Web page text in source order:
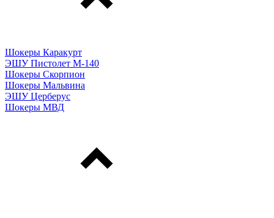
Шокеры Каракурт
ЭШУ Пистолет М-140
Шокеры Скорпион
Шокеры Мальвина
ЭШУ Церберус
Шокеры МВД